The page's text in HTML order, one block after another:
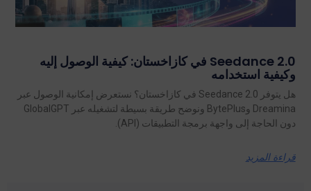
Seedance 2.0 في كازاخستان: كيفية الوصول إليه
وكيفية استخدامه
هل يتوفر Seedance 2.0 في كازاخستان؟ نستعرض إمكانية الوصول عبر
Dreamina وBytePlus ونوضح طريقة بسيطة لتشغيله عبر GlobalGPT
دون الحاجة إلى واجهة برمجة التطبيقات (API).
قراءة المزيد